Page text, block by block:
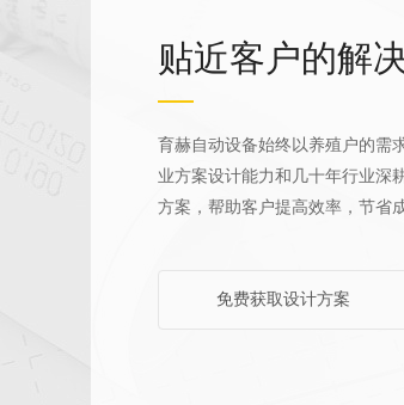
贴近客户的解
育赫自动设备始终以养殖户的需
业方案设计能力和几十年行业深
方案，帮助客户提高效率，节省
免费获取设计方案